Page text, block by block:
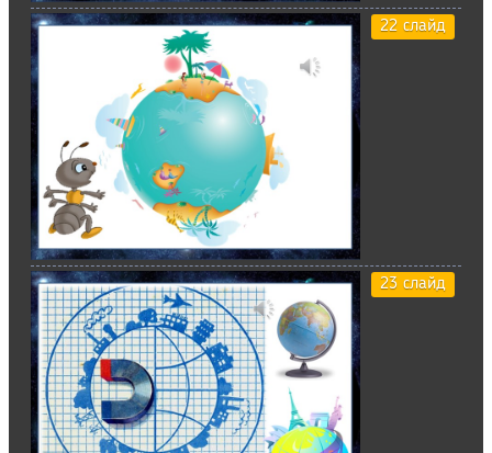
22 слайд
23 слайд